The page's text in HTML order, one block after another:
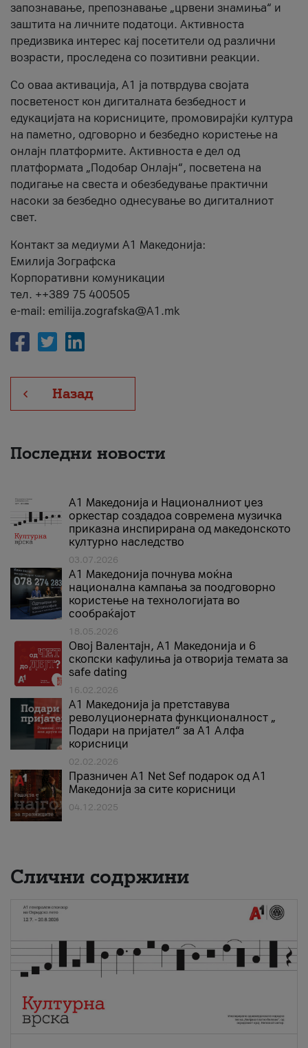
запознавање, препознавање „црвени знамиња“ и
заштита на личните податоци. Активноста
предизвика интерес кај посетители од различни
возрасти, проследена со позитивни реакции.
Со оваа активација, А1 ја потврдува својата
посветеност кон дигиталната безбедност и
едукацијата на корисниците, промовирајќи култура
на паметно, одговорно и безбедно користење на
онлајн платформите. Активноста е дел од
платформата „Подобар Онлајн“, посветена на
подигање на свеста и обезбедување практични
насоки за безбедно однесување во дигиталниот
свет.
Контакт за медиуми А1 Македонија:
Емилија Зографска
Корпоративни комуникации
тел. ++389 75 400505
e-mail: emilija.zografska@A1.mk
Назад
Последни новости
А1 Македонија и Националниот џез
оркестар создадоа современа музичка
приказна инспирирана од македонското
културно наследство
03.07.2026
A1 Македонија почнува моќна
национална кампања за поодговорно
користење на технологијата во
сообраќајот
18.05.2026
Овој Валентајн, A1 Македонија и 6
скопски кафулиња ја отворија темата за
safe dating
16.02.2026
А1 Македонија ја претставува
револуционерната функционалност „
Подари на пријател“ за А1 Алфа
корисници
02.02.2026
Празничен A1 Net Sеf подарок од А1
Македонија за сите корисници
04.12.2025
Слични содржини